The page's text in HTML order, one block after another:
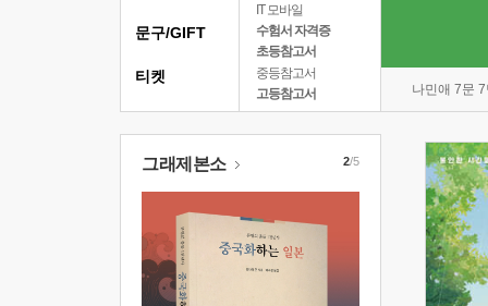
IT 모바일
수험서 자격증
초등참고서
중등참고서
고등참고서
나민애 7문
문구/GIFT
티켓
그래제본소 2/5